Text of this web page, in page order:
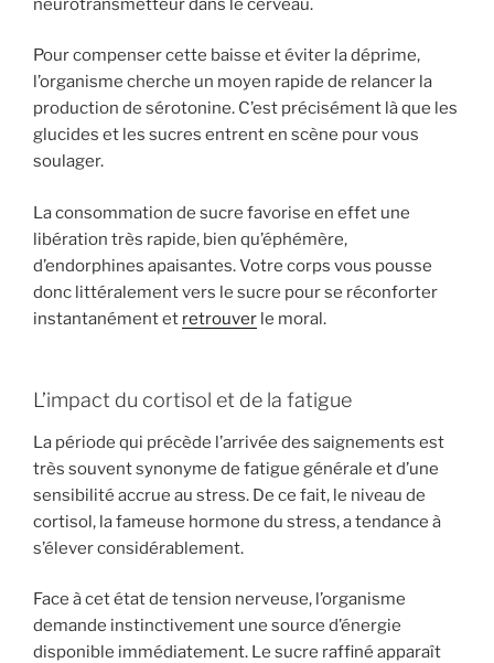
neurotransmetteur dans le cerveau.
Pour compenser cette baisse et éviter la déprime,
l’organisme cherche un moyen rapide de relancer la
production de sérotonine. C’est précisément là que les
glucides et les sucres entrent en scène pour vous
soulager.
La consommation de sucre favorise en effet une
libération très rapide, bien qu’éphémère,
d’endorphines apaisantes. Votre corps vous pousse
donc littéralement vers le sucre pour se réconforter
instantanément et retrouver le moral.
L’impact du cortisol et de la fatigue
La période qui précède l’arrivée des saignements est
très souvent synonyme de fatigue générale et d’une
sensibilité accrue au stress. De ce fait, le niveau de
cortisol, la fameuse hormone du stress, a tendance à
s’élever considérablement.
Face à cet état de tension nerveuse, l’organisme
demande instinctivement une source d’énergie
disponible immédiatement. Le sucre raffiné apparaît